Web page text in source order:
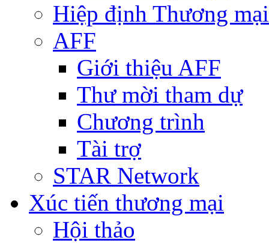
Hiệp định Thương
AFF
Giới thiệu AFF
Thư mời tham dự
Chương trình
Tài trợ
STAR Network
Xúc tiến thương mại
Hội thảo